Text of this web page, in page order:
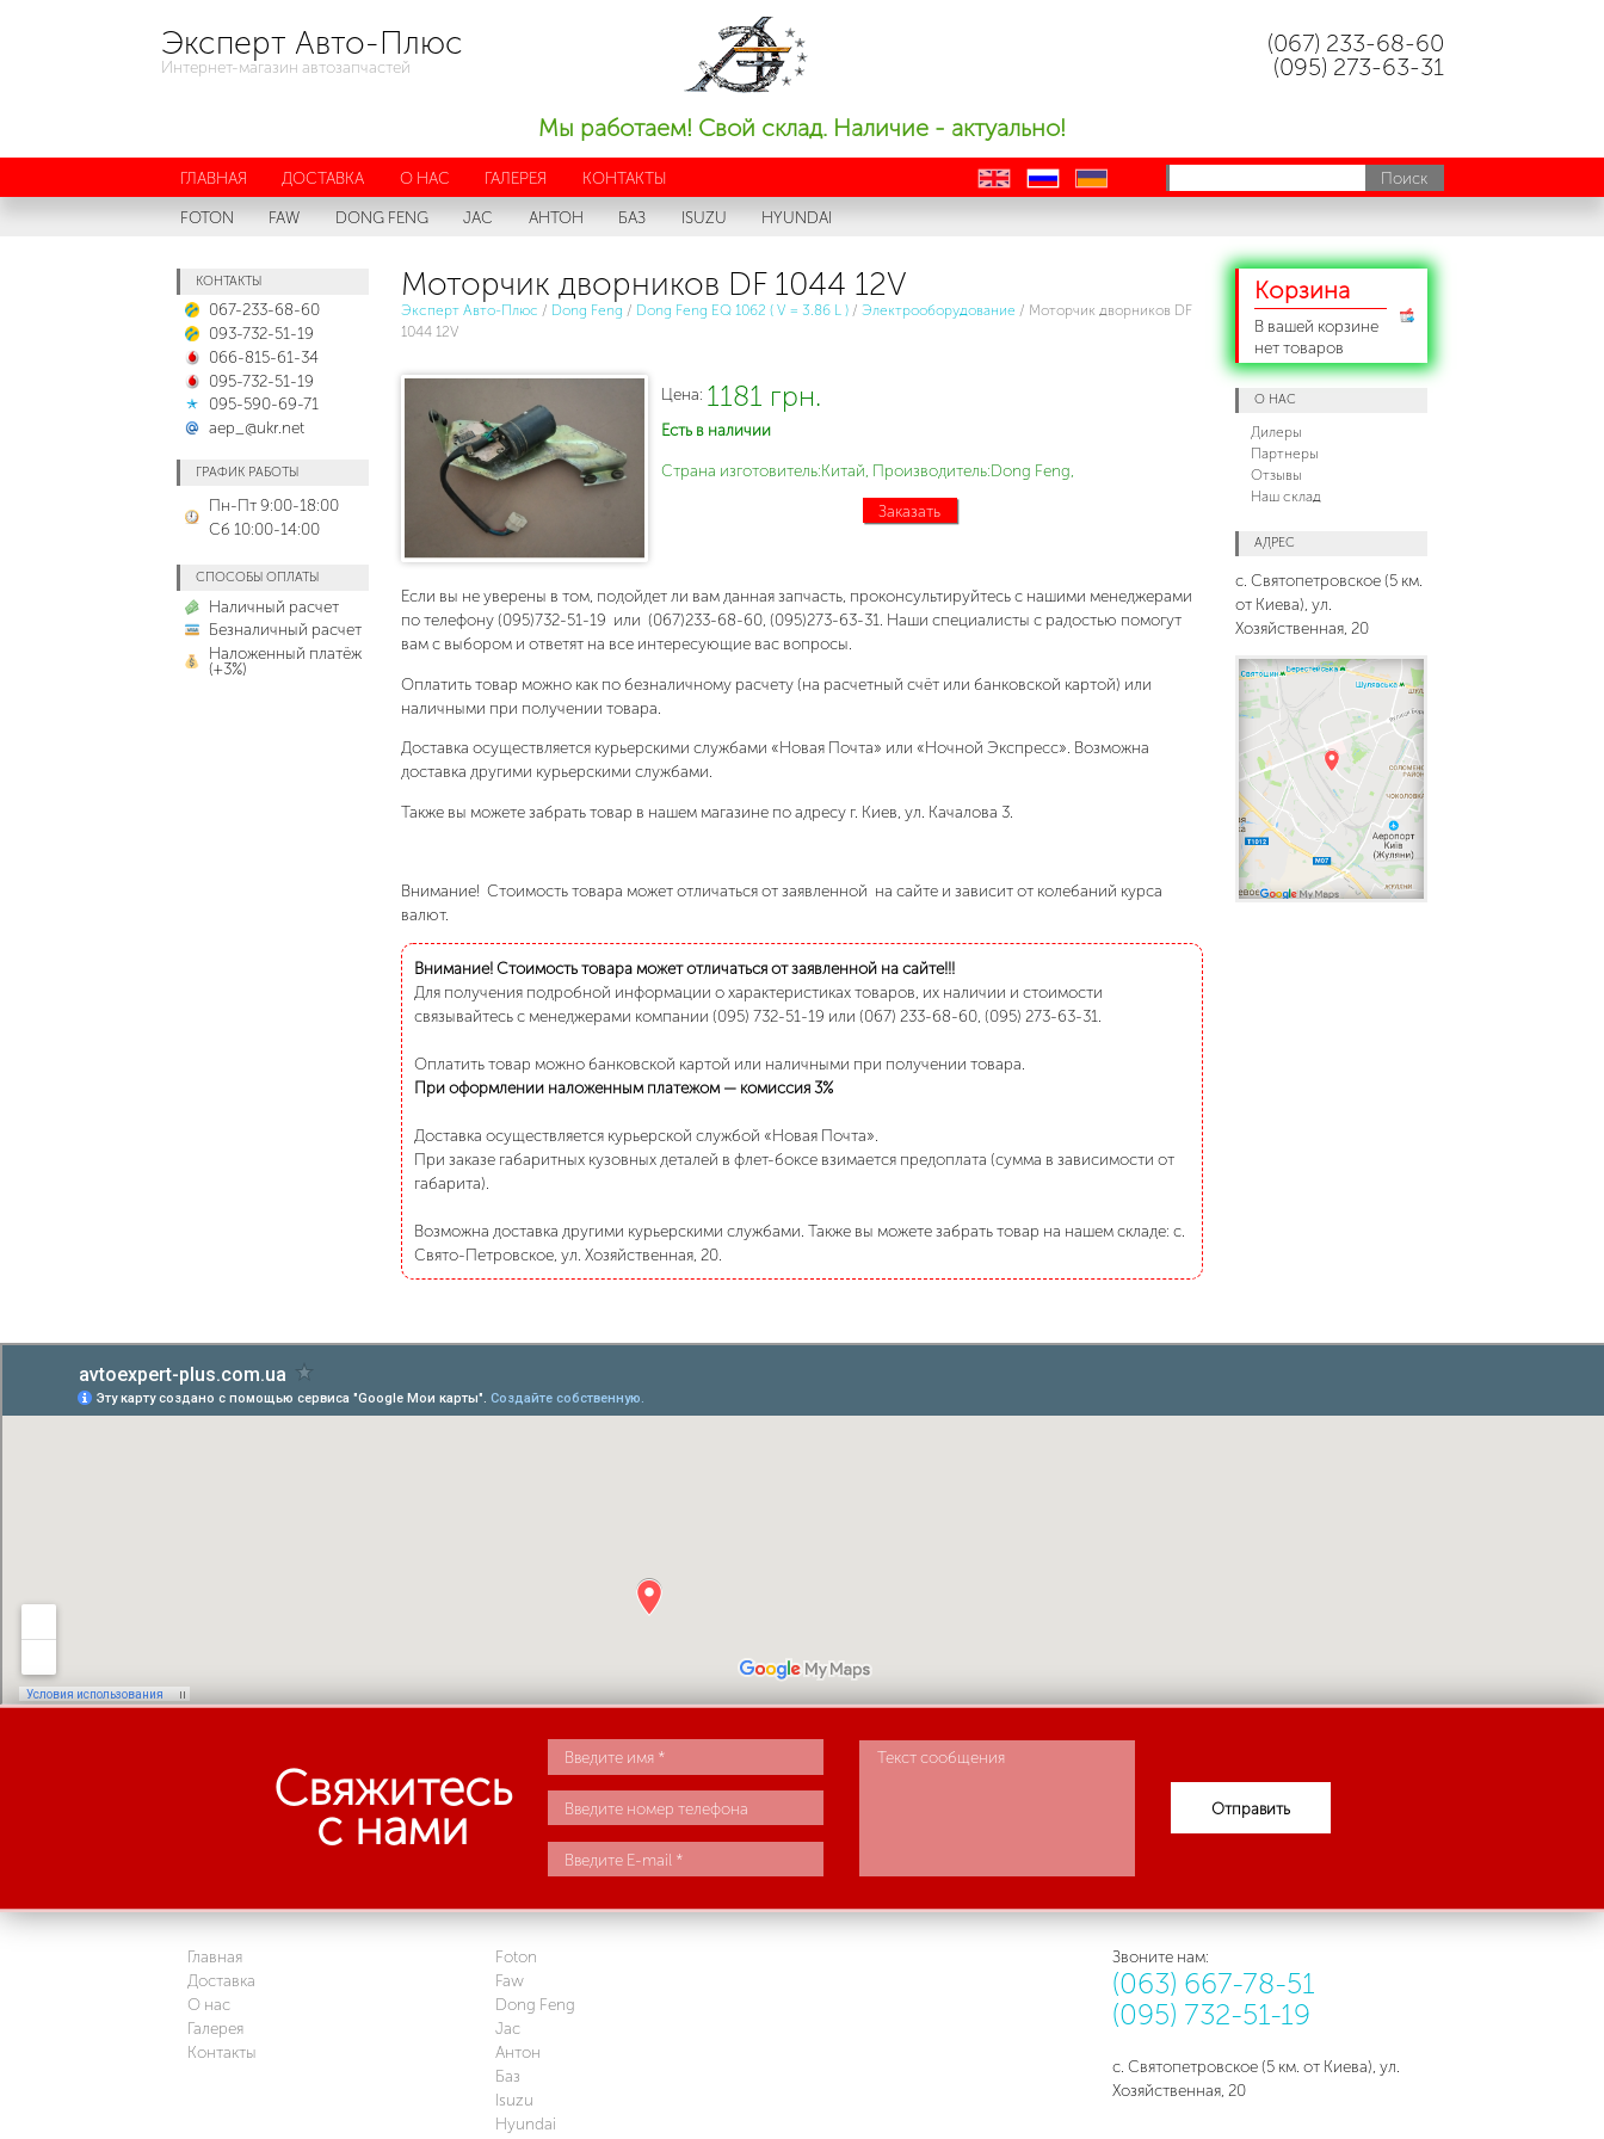
Эксперт Авто-Плюс
Интернет-магазин автозапчастей
(067) 233-68-60
(095) 273-63-31
Мы работаем! Свой склад. Наличие - актуально!
ГЛАВНАЯ ДОСТАВКА О НАС ГАЛЕРЕЯ КОНТАКТЫ en ru
uk
FOTON
FAW DONG FENG JAC АНТОН БАЗ ISUZU HYUNDAI
КОНТАКТЫ
067-233-68-60
093-732-51-19
066-815-61-34
095-732-51-19
095-590-69-71
aep_@ukr.net
ГРАФИК РАБОТЫ
Пн-Пт 9:00-18:00
Сб 10:00-14:00
СПОСОБЫ ОПЛАТЫ
Наличный расчет
Безналичный расчет
Наложенный платёж
(+3%)
Моторчик дворников DF 1044 12V
Эксперт Авто-Плюс / Dong Feng / Dong Feng EQ 1062 ( V = 3.86 L )/ Электрооборудование / Моторчик дворников DF
1044 12V
Цена: 1181 грн.
Есть в наличии
Страна изготовитель:Китай, Производитель:Dong Feng,
Заказать
Если вы не уверены в том, подойдет ли вам данная запчасть, проконсультируйтесь с нашими менеджерами
по телефону (095)732-51-19 или (067)233-68-60, (095)273-63-31. Наши специалисты с радостью помогут
вам с выбором и ответят на все интересующие вас вопросы.
Оплатить товар можно как по безналичному расчету (на расчетный счёт или банковской картой) или
наличными при получении товара.
Доставка осуществляется курьерскими службами «Новая Почта» или «Ночной Экспресс». Возможна
доставка другими курьерскими службами.
Также вы можете забрать товар в нашем магазине по адресу г. Киев, ул. Качалова 3.
Внимание! Стоимость товара может отличаться от заявленной на сайте и зависит от колебаний курса
валют.
Внимание! Стоимость товара может отличаться от заявленной на сайте!!!
Для получения подробной информации о характеристиках товаров, их наличии и стоимости
связывайтесь с менеджерами компании (095) 732-51-19 или (067) 233-68-60, (095) 273-63-31.
Оплатить товар можно банковской картой или наличными при получении товара.
При оформлении наложенным платежом — комиссия 3%
Доставка осуществляется курьерской службой «Новая Почта».
При заказе габаритных кузовных деталей в флет-боксе взимается предоплата (сумма в зависимости от
габарита).
Возможна доставка другими курьерскими службами. Также вы можете забрать товар на нашем складе: с.
Свято-Петровское, ул. Хозяйственная, 20.
Корзина
В вашей корзине
нет товаров
О НАС
Дилеры
Партнеры
Отзывы
Наш склад
АДРЕС
с. Святопетровское (5 км.
от Киева), ул.
Хозяйственная, 20
Свяжитесь
с нами Отправить
Главная
Доставка
О нас
Галерея
Контакты
Foton
Faw
Dong Feng
Jac
Антон
Баз
Isuzu
Hyundai
Звоните нам:
(063) 667-78-51
(095) 732-51-19
с. Святопетровское (5 км. от Киева), ул.
Хозяйственная, 20